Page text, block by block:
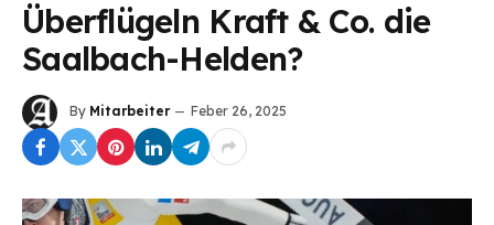
Überflügeln Kraft & Co. die
Saalbach-Helden?
By Mitarbeiter Feber 26, 2025